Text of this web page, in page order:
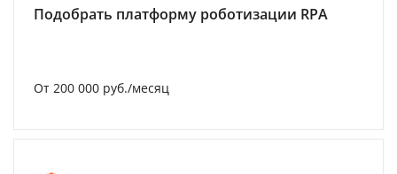
Подобрать платформу роботизации RPA
От 200 000 руб./месяц